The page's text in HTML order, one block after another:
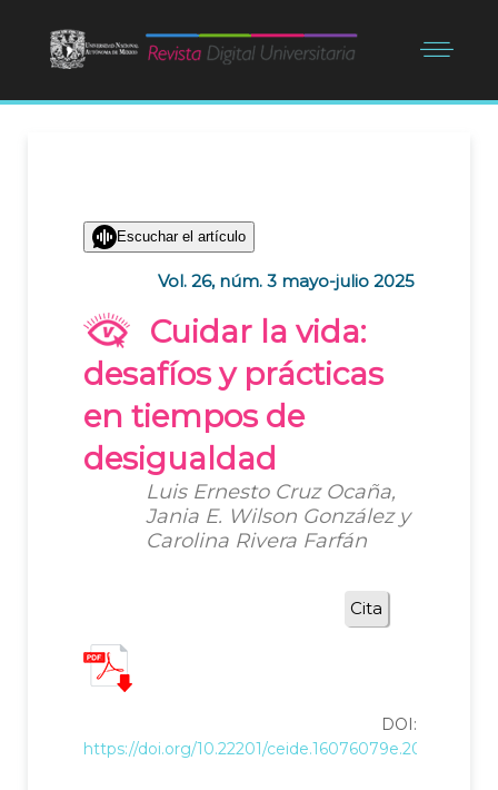
Escuchar el artículo
Vol. 26, núm. 3 mayo-julio 2025
Cuidar la vida:
desafíos y prácticas
en tiempos de
desigualdad
Luis Ernesto Cruz Ocaña,
Jania E. Wilson González y
Carolina Rivera Farfán
Cita
DOI:
https://doi.org/10.22201/ceide.16076079e.2025.26.3.9